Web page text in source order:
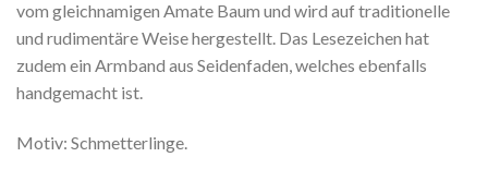
vom gleichnamigen Amate Baum und wird auf traditionelle
und rudimentäre Weise hergestellt. Das Lesezeichen hat
zudem ein Armband aus Seidenfaden, welches ebenfalls
handgemacht ist.
Motiv: Schmetterlinge.